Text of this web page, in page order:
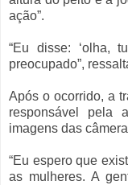
ação”.
“Eu disse: ‘olha,
preocupado”,
Após o ocorrido, a
responsável pela
imagens das
“Eu espero que
as mulheres. A